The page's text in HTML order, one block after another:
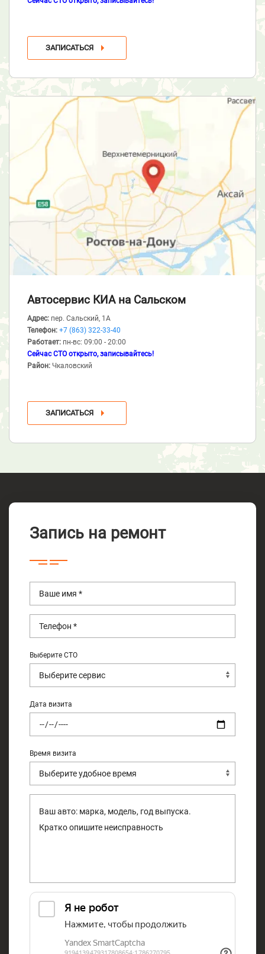
ЗАПИСАТЬСЯ
Автосервис КИА на Сальском
Адрес: пер. Сальский, 1А
Телефон: +7 (863) 322-33-40
Работает: пн-вс: 09:00 - 20:00
Сейчас СТО открыто, записывайтесь!
Район: Чкаловский
ЗАПИСАТЬСЯ
Запись на ремонт
Выберите СТО
Дата визита
Время визита